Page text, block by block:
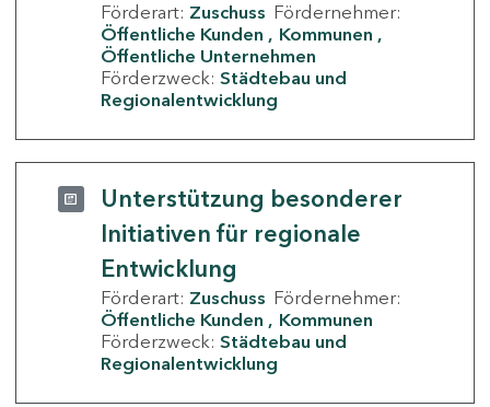
Förderart: Zuschuss Fördernehmer:
Öffentliche Kunden
Kommunen
Öffentliche Unternehmen
Förderzweck: Städtebau und
Regionalentwicklung
Unterstützung besonderer
Initiativen für regionale
Entwicklung
Förderart: Zuschuss Fördernehmer:
Öffentliche Kunden
Kommunen
Förderzweck: Städtebau und
Regionalentwicklung